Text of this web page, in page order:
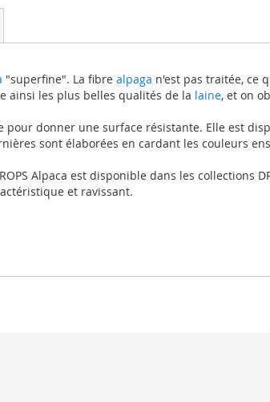
"superfine". La fibre alpaga n'est pas traitée, ce
ainsi les plus belles qualités de la laine, et on
donner une surface résistante. Elle est
sont élaborées en cardant les couleurs
Alpaca est disponible dans les collections
et ravissant.